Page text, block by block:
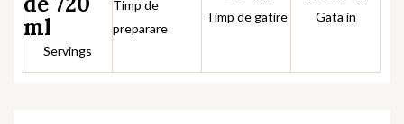
ml
Servings
Timp de
preparare
Timp de gatire Gata in